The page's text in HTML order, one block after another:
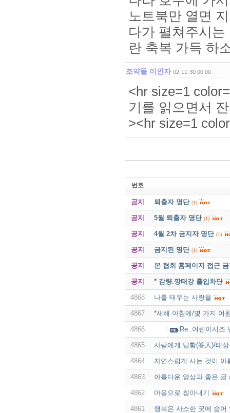
노트북만 열면
다가 펼쳐주시
란 축복 가득
조약돌 이인자 02-11-30 00:00
<hr size=1
기를 읽으면서
><hr size=1
번호
공지 퇴출자 명단 (1)
공지 5월 퇴출자 명단 (1)
공지 4월 2차 금지자 명단 (1)
공지 금지된 명단 (1)
공지 본 협회 홈페이지 접근
공지 * 감량.깡태강 출입차단
4868 나를 태우는 사랑을
4867 *새해 아침에/몇 가지 어
4866 Re..어린이시조
4865 사람에게 답함(答人)/태
4864 자연스럽게 사는 것이 아
4863 아름다운 영상과 좋은 글
4862 마음으로 참아내기
4861 행복은 사소한 곳에 숨어